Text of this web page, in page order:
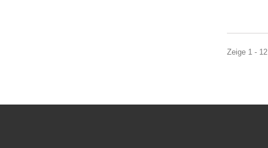
Zeige 1 -